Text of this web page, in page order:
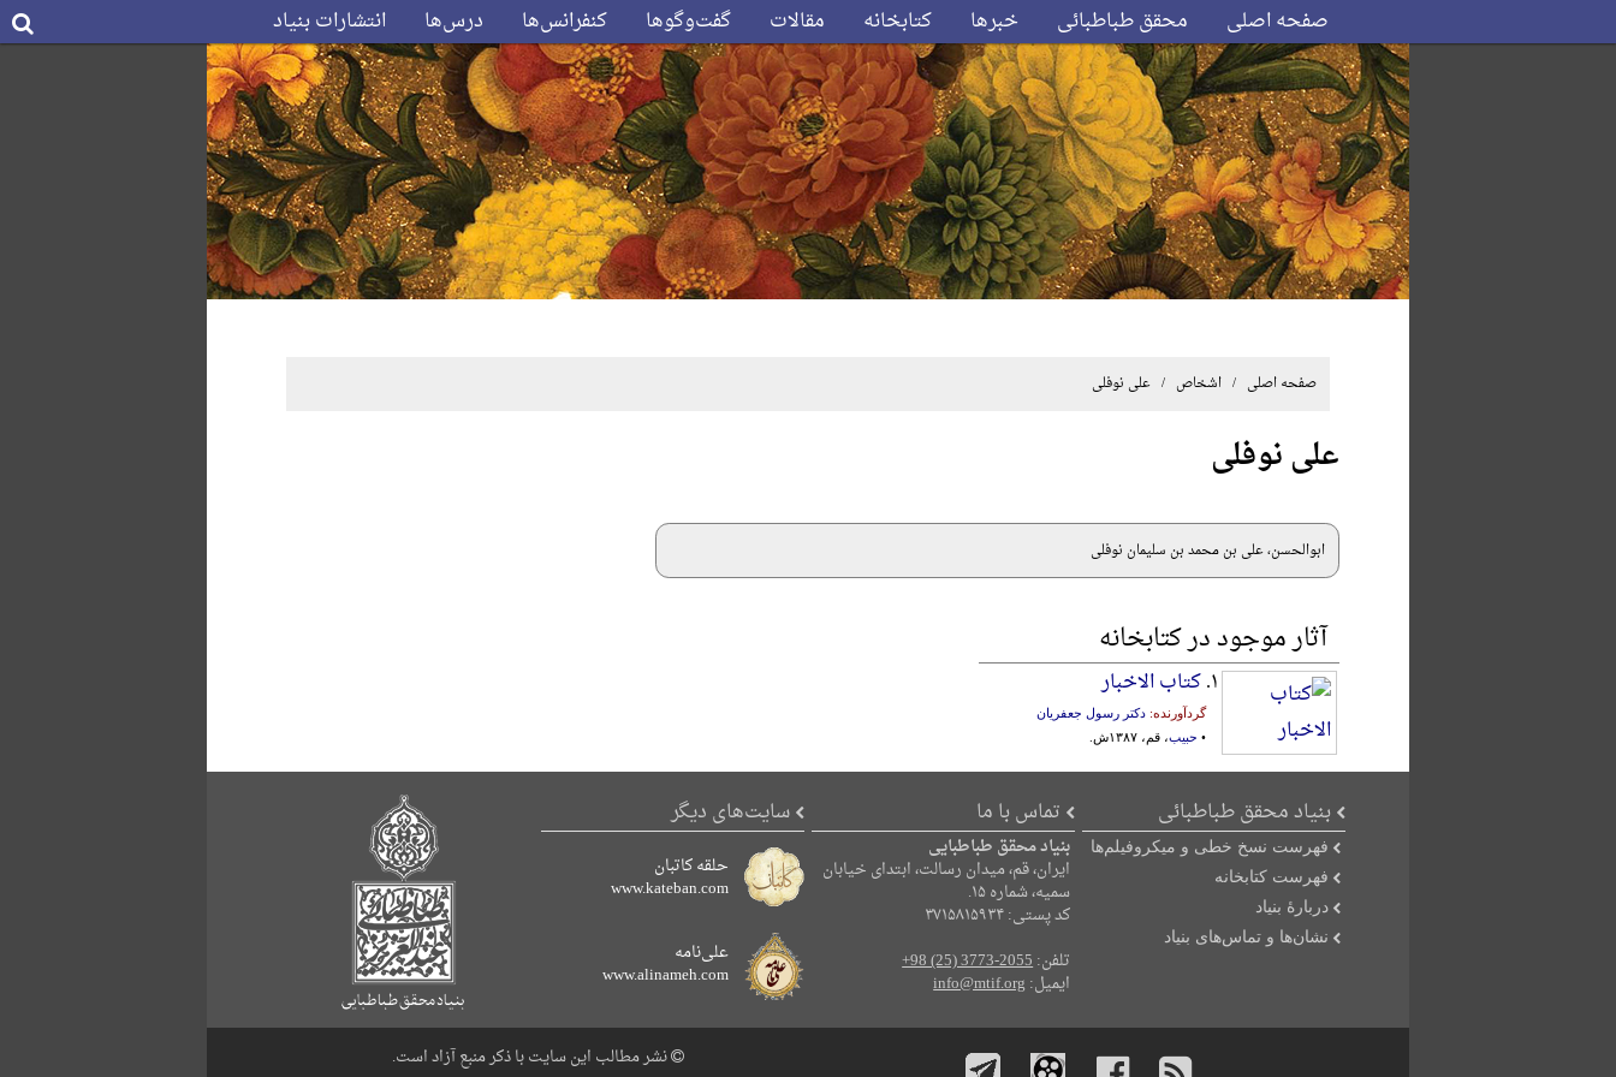
صفحه اصلی محقق طباطبائی خبرها کتابخانه مقالات گفت‌وگوها کنفرانس‌ها درس‌ها انتشارات بنیاد
صفحه اصلی / اشخاص / علی نوفلی
علی نوفلی
ابوالحسن، علی بن محمد بن سلیمان نوفلی
آثار موجود در کتابخانه
۱. کتاب الاخبار
گردآورنده: دکتر رسول جعفریان
• حبیب، قم، ۱۳۸۷ش.
بنیاد محقق طباطبائی
فهرست نسخ خطی و میکروفیلم‌ها
فهرست کتابخانه
دربارۀ بنیاد
نشان‌ها و تماس‌های بنیاد
تماس با ما
بنیاد محقق طباطبایی
ایران، قم، میدان رسالت، ابتدای خیابان
سمیه، شماره ۱۵.
کد پستی: ۳۷۱۵۸۱۵۹۳۴
تلفن:+98 (25) 3773-2055
ایمیل:info@mtif.org
سایت‌های دیگر
حلقه کاتبان
www.kateban.com
علی‌نامه
www.alinameh.com
نشر مطالب این سایت با ذکر منبع آزاد است.